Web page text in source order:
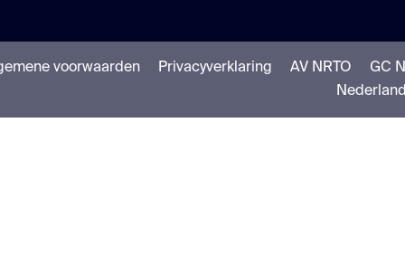
voorwaarden Privacyverklaring AV NRTO
GC